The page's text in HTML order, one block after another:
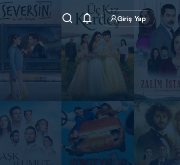
Giriş Yap